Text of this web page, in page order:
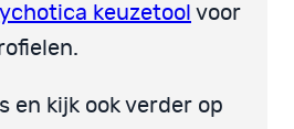
keuzetool voor
en kijk ook verder op